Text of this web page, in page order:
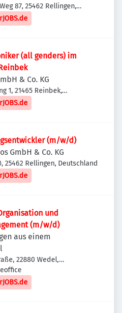
87, 25462 Rellingen,
(all genders) im
& Co. KG
1, 21465 Reinbek,
(m/w/d)
GmbH & Co. KG
25462 Rellingen, Deutschland
und
(m/w/d)
aus einem
22880 Wedel,